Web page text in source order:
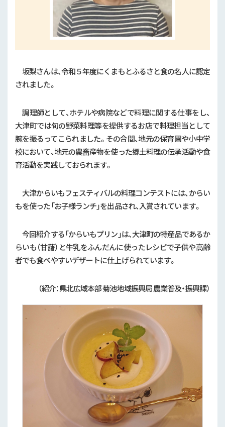
坂梨さんは、令和５年度にくまもとふるさと食の名人に認定
されました。
調理師として、ホテルや病院などで料理に関する仕事をし、
大津町では旬の野菜料理等を提供するお店で料理担当として
腕を振るってこられました。その合間、地元の保育園や小中学
校において、地元の農畜産物を使った郷土料理の伝承活動や食
育活動を実践しておられます。
大津からいもフェスティバルの料理コンテストには、からい
もを使った「お子様ランチ」を出品され、入賞されています。
今回紹介する「からいもプリン」は、大津町の特産品であるか
らいも（甘藷）と牛乳をふんだんに使ったレシピで子供や高齢
者でも食べやすいデザートに仕上げられています。
（紹介：県北広域本部 菊池地域振興局 農業普及・振興課）